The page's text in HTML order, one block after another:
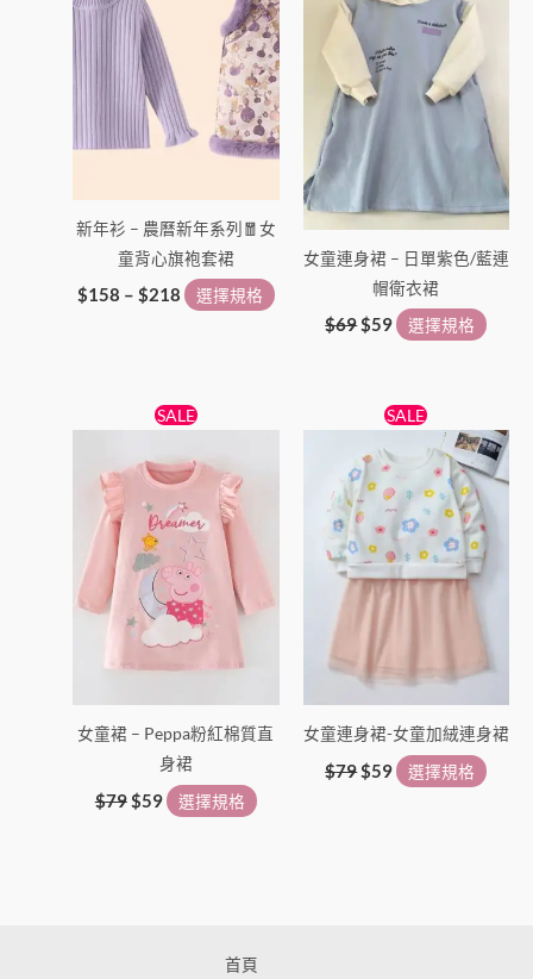
新年衫 – 農曆新年系列🧧女
童背心旗袍套裙
$158 – $218 選擇規格
頁
面
選
擇
選
女童連身裙 – ️️️️日單紫色/藍連
帽衛衣裙
$69$59 選擇規格
擇
選
項
SALE
女童裙 – Peppa粉紅棉質直
身裙
$79
格：
$59
目
前
格：
選擇規格
產
品
面
SALE
女童連身裙-女童加絨連身裙
$79
始
價
格：
$79。
$59
目
前
價
$59。
選擇規格
產
品
多
種
產
品
頁
首頁